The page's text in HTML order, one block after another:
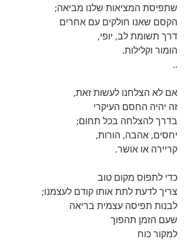
שתפיסת המציאות שלנו מביאה;
הקסם שאנו חולקים עם אחרים
דרך תשומת לב, יופי,
הומור וקלילות.
..
אם לא הצלחנו לעשות זאת,
זה יהיה החסם העיקרי
בדרך להצלחה בכל תחום;
יחסים, אהבה, הורות,
קריירה או אושר.
כדי לתפוס מקום טוב
צריך לדעת לתת אותו קודם לעצמנו;
לבנות תפיסה עצמית בריאה
שעם הזמן תהפוך
למקור כוח